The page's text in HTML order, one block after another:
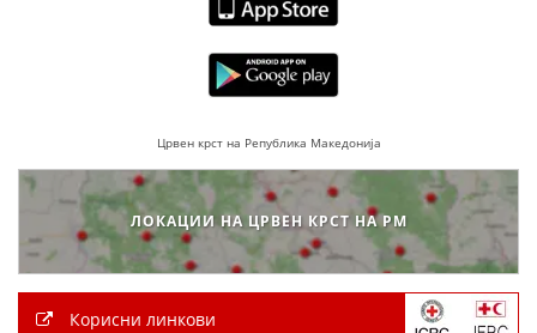
Црвен крст на Република Македонија
ЛОКАЦИИ НА ЦРВЕН КРСТ НА РМ
Корисни линкови